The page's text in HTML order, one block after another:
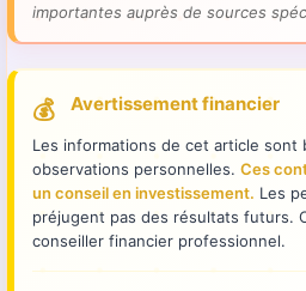
importantes auprès de sources
💰 Avertissement financier
Les informations de cet article sont
observations personnelles. Ces
un conseil en investissement. Les
préjugent pas des résultats futurs.
conseiller financier professionnel.